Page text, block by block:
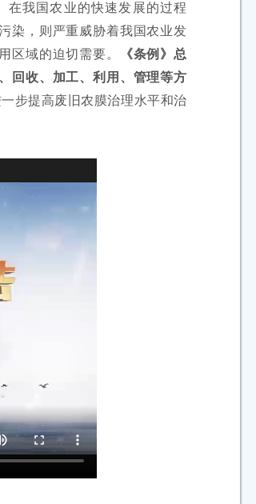
在我国农业的快速发展的过程
染，则严重威胁着我国农业发
区域的迫切需要。
《条例》总
回收、加工、利用、管理等方
步提高废旧农膜治理水平和治